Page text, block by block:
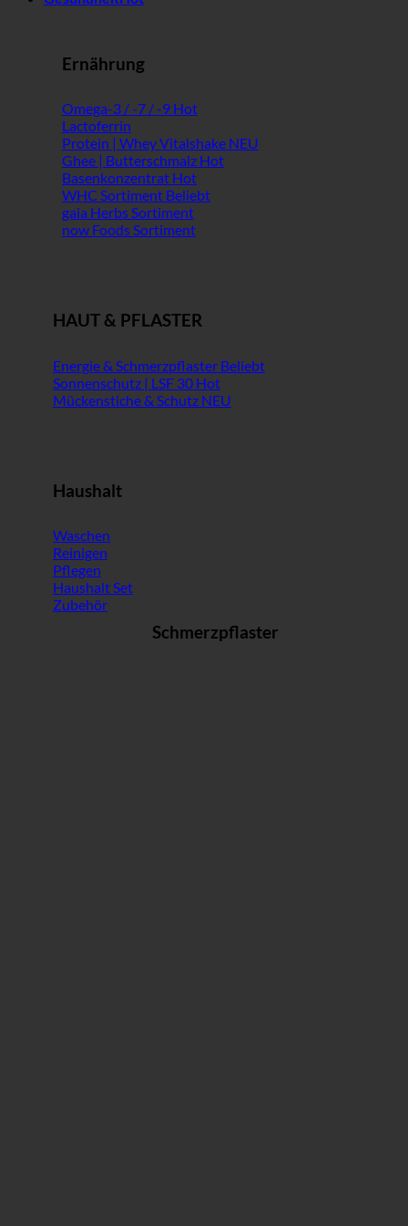
Ernährung
Omega-3 / -7 / -9
Lactoferrin
Protein | Whey Vitalshake
Ghee | Butterschmalz
Basenkonzentrat
WHC Sortiment
gaia Herbs Sortiment
now Foods Sortiment
HAUT & PFLASTER
Energie & Schmerzpflaster
Sonnenschutz | LSF 30
Mückenstiche & Schutz
Haushalt
Waschen
Reinigen
Pflegen
Haushalt Set
Zubehör
Schmerzpflaster